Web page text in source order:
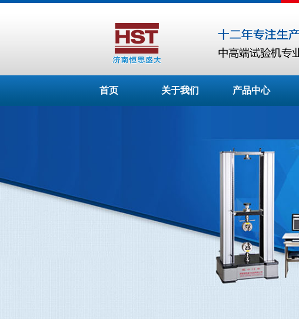
首页 关于我们 产品中心